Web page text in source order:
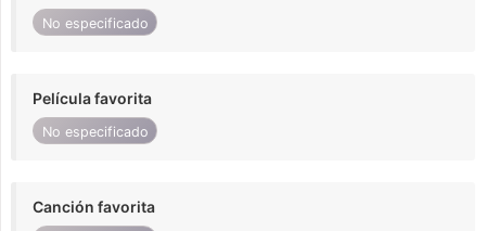
No especificado
Película favorita
No especificado
Canción favorita